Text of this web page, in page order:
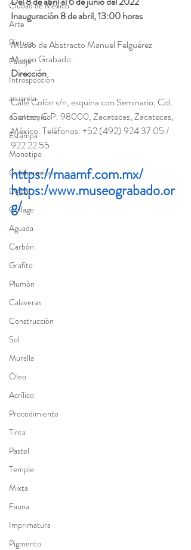
Ciudad de México
Arte
Pintura
Paisaje
Introspección
acuarela
en el camino
Estampa
Monotipo
Colaboración
Digital
Collage
Aguada
Carbón
Grafito
Plumón
Calaveras
Construcción
Sol
Muralla
Óleo
Acrílico
Procedimiento
Tinta
Pastel
Temple
Mixta
Fauna
Imprimatura
Pigmento
Inauguración 8 de abril, 13:00 horas
Museo de Abstracto Manuel Felguérez
Museo Grabado.
Dirección
Calle Colón s/n, esquina con Seminario, Col.
Centro, C.P. 98000, Zacatecas, Zacatecas,
México. Teléfonos: +52 (492) 924 37 05 /
922 22 55
https://maamf.com.mx/
https:/www.museograbado.or
g/